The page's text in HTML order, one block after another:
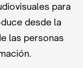
para
desde la
las personas